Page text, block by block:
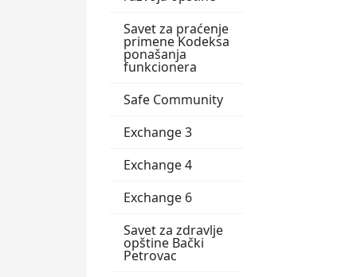
Savet za praćenje
primene Kodeksa
ponašanja
funkcionera
Safe Community
Exchange 3
Exchange 4
Exchange 6
Savet za zdravlje
opštine Bački
Petrovac